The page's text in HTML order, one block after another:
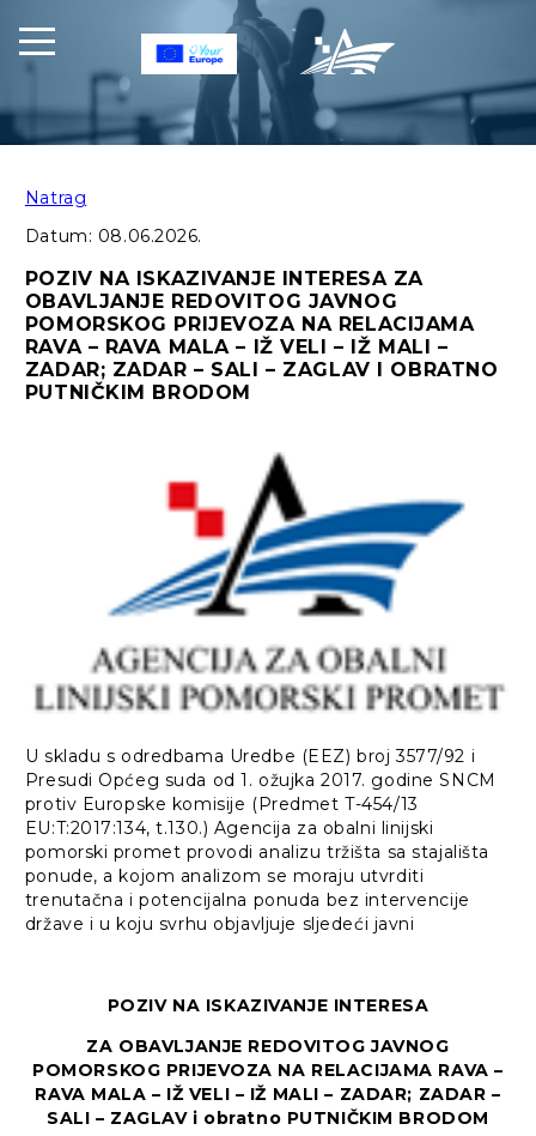
Natrag
Datum: 08.06.2026.
POZIV NA ISKAZIVANJE INTERESA ZA
OBAVLJANJE REDOVITOG JAVNOG
POMORSKOG PRIJEVOZA NA RELACIJAMA
RAVA – RAVA MALA – IŽ VELI – IŽ MALI –
ZADAR; ZADAR – SALI – ZAGLAV I OBRATNO
PUTNIČKIM BRODOM
U skladu s odredbama Uredbe (EEZ) broj 3577/92 i
Presudi Općeg suda od 1. ožujka 2017. godine SNCM
protiv Europske komisije (Predmet T-454/13
EU:T:2017:134, t.130.) Agencija za obalni linijski
pomorski promet provodi analizu tržišta sa stajališta
ponude, a kojom analizom se moraju utvrditi
trenutačna i potencijalna ponuda bez intervencije
države i u koju svrhu objavljuje sljedeći javni
POZIV NA ISKAZIVANJE INTERESA
ZA OBAVLJANJE REDOVITOG JAVNOG
POMORSKOG PRIJEVOZA NA RELACIJAMA RAVA –
RAVA MALA – IŽ VELI – IŽ MALI – ZADAR; ZADAR –
SALI – ZAGLAV i obratno PUTNIČKIM BRODOM